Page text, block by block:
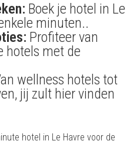
Boek je hotel in Le
minuten..
Profiteer van
hotels met de
wellness hotels tot
jij zult hier vinden
hotel in Le Havre voor de